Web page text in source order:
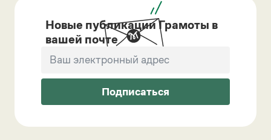
Новые публикации Грамоты в
вашей почте
Подписаться